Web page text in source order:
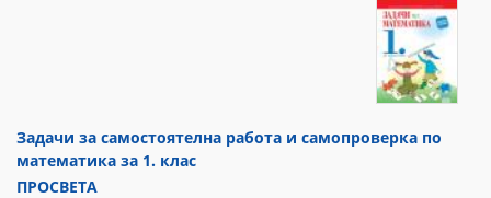
Задачи за самостоятелна работа и самопроверка по
математика за 1. клас
ПРОСВЕТА